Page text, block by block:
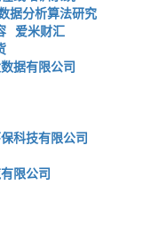
据分析算法研究
爱米财汇
据有限公司
科技有限公司
限公司